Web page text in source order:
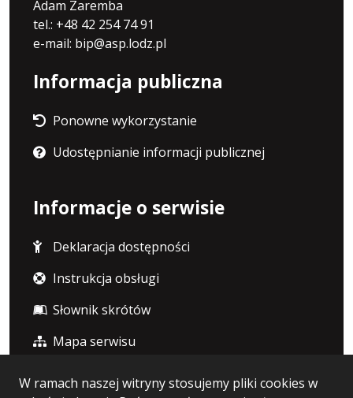
W ramach naszej witryny stosujemy pliki cookies w
Adam Zaremba
tel.: +48 42 254 74 91
e-mail: bip@asp.lodz.pl
Informacja publiczna
Ponowne wykorzystanie
Udostępnianie informacji publicznej
Informacje o serwisie
Deklaracja dostępności
Instrukcja obsługi
Słownik skrótów
Mapa serwisu